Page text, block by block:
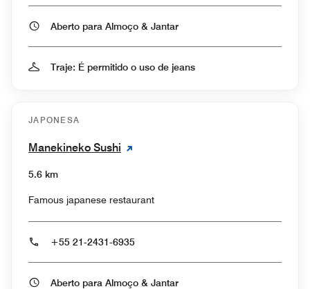
Aberto para Almoço & Jantar
Traje: É permitido o uso de jeans
JAPONESA
Manekineko Sushi
5.6 km
Famous japanese restaurant
+55 21-2431-6935
Aberto para Almoço & Jantar